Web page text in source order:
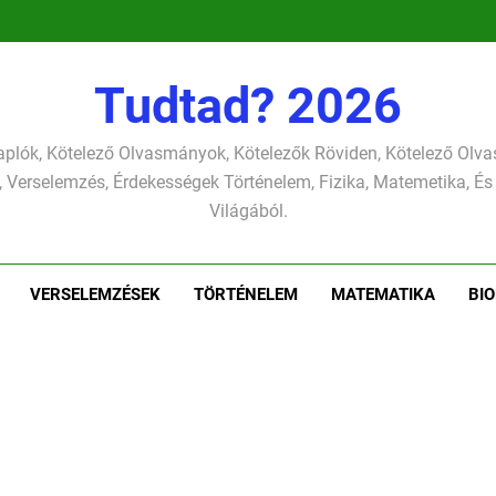
Tudtad? 2026
Kötelező Olvasmányok, Kötelezők Röviden, Kötelező
Verselemzés, Érdekességek Történelem, Fizika, Matemetika,
Világából.
VERSELEMZÉSEK TÖRTÉNELEM MATEMATIKA